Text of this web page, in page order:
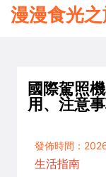
漫漫食光
國際駕照
用、注意
發佈時間：
生活指南